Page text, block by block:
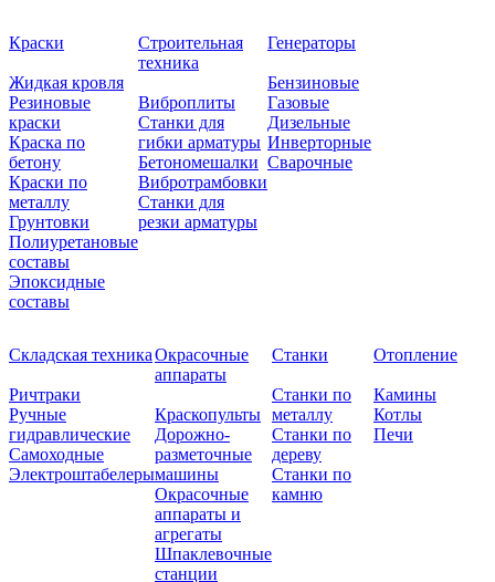
Краски
Жидкая кровля
Резиновые
краски
Краска по
бетону
Краски по
металлу
Грунтовки
Полиуретановые
составы
Эпоксидные
составы
Строительная
техника
Виброплиты
Станки для
гибки арматуры
Бетономешалки
Вибротрамбовки
Станки для
резки арматуры
Генераторы
Бензиновые
Газовые
Дизельные
Инверторные
Сварочные
Складская техника
Ричтраки
Ручные
гидравлические
Самоходные
Электроштабелеры
Окрасочные
аппараты
Краскопульты
Дорожно-
разметочные
машины
Окрасочные
аппараты и
агрегаты
Шпаклевочные
станции
Станки
Станки по
металлу
Станки по
дереву
Станки по
камню
Отопление
Камины
Котлы
Печи